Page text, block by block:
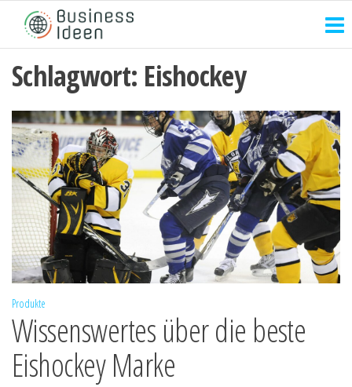
springen
Schlagwort: Eishockey
Produkte
Wissenswertes über die beste
Eishockey Marke